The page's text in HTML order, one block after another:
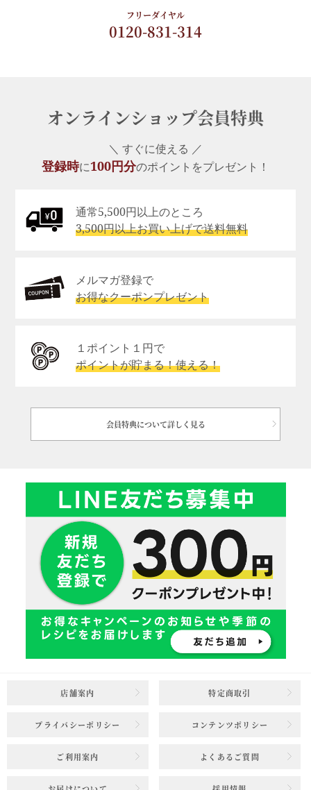
フリーダイヤル
0120-831-314
オンラインショップ会員特典
＼ すぐに使える ／
登録時に100円分のポイントをプレゼント！
通常5,500円以上のところ
3,500円以上お買い上げで送料無料
メルマガ登録で
お得なクーポンプレゼント
１ポイント１円で
ポイントが貯まる！使える！
会員特典について詳しく見る
店舗案内 特定商取引
プライバシーポリシー コンテンツポリシー
ご利用案内 よくあるご質問